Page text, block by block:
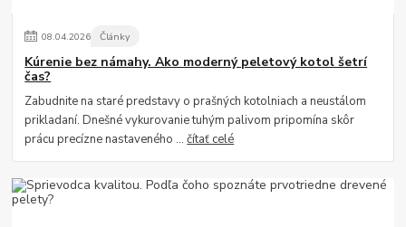
08.04.2026 Články
Kúrenie bez námahy. Ako moderný peletový kotol šetrí
čas?
Zabudnite na staré predstavy o prašných kotolniach a neustálom
prikladaní. Dnešné vykurovanie tuhým palivom pripomína skôr
prácu precízne nastaveného ...čítať celé